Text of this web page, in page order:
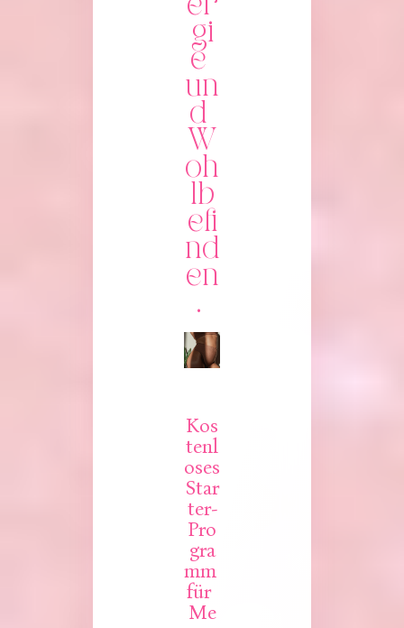
gi
e
un
d
W
oh
lb
efi
nd
en
.
Image
Kos
tenl
oses
Star
ter-
Pro
gra
mm
für
Me